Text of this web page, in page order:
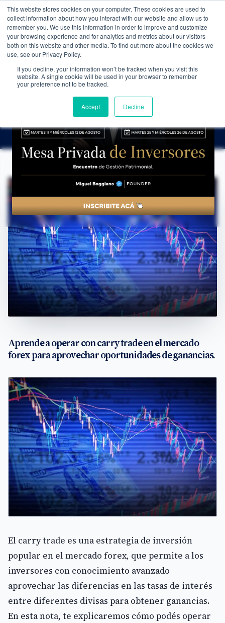
This website stores cookies on your computer. These cookies are used to
collect information about how you interact with our website and allow us to
remember you. We use this information in order to improve and customize
your browsing experience and for analytics and metrics about our visitors
both on this website and other media. To find out more about the cookies we
use, see our Privacy Policy.
If you decline, your information won’t be tracked when you visit this
website. A single cookie will be used in your browser to remember
your preference not to be tracked.
Accept Decline
WEALTH MANAGEMENT CDI MEMBRESÍA
NOTICIAS →
ANÁLISIS DE COYUNTURA
Operar con Carry Trade en el Forex y
Sacar Beneficios
Aprende a operar con carry trade en el mercado
forex para aprovechar oportunidades de ganancias.
El carry trade es una estrategia de inversión
popular en el mercado forex, que permite a los
inversores con conocimiento avanzado
aprovechar las diferencias en las tasas de interés
entre diferentes divisas para obtener ganancias.
En esta nota, te explicaremos cómo podés operar